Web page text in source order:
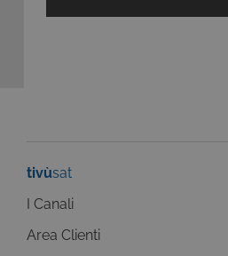
tivùsat
I Canali
Area Clienti